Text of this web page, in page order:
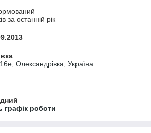
за останній рік
Олександрівка, Україна
графік роботи